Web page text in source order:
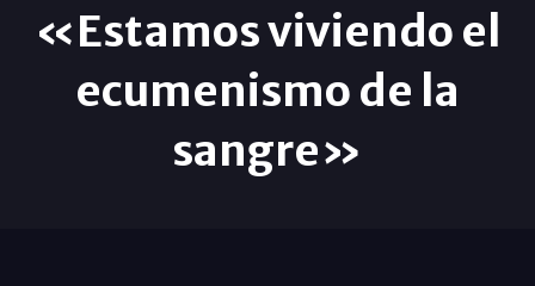
«Estamos viviendo el
ecumenismo de la
sangre»